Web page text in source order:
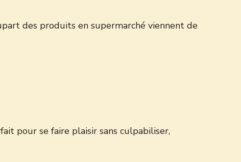
des produits en supermarché viennent de
pour se faire plaisir sans culpabiliser,